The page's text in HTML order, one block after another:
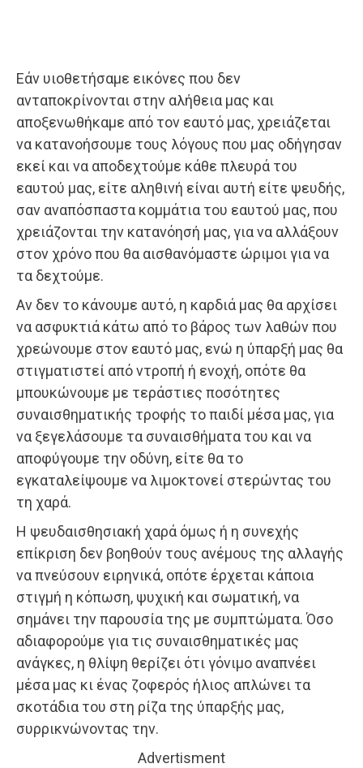
Εάν υιοθετήσαμε εικόνες που δεν
ανταποκρίνονται στην αλήθεια μας και
αποξενωθήκαμε από τον εαυτό μας, χρειάζεται
να κατανοήσουμε τους λόγους που μας οδήγησαν
εκεί και να αποδεχτούμε κάθε πλευρά του
εαυτού μας, είτε αληθινή είναι αυτή είτε ψευδής,
σαν αναπόσπαστα κομμάτια του εαυτού μας, που
χρειάζονται την κατανόησή μας, για να αλλάξουν
στον χρόνο που θα αισθανόμαστε ώριμοι για να
τα δεχτούμε.
Αν δεν το κάνουμε αυτό, η καρδιά μας θα αρχίσει
να ασφυκτιά κάτω από το βάρος των λαθών που
χρεώνουμε στον εαυτό μας, ενώ η ύπαρξή μας θα
στιγματιστεί από ντροπή ή ενοχή, οπότε θα
μπουκώνουμε με τεράστιες ποσότητες
συναισθηματικής τροφής το παιδί μέσα μας, για
να ξεγελάσουμε τα συναισθήματα του και να
αποφύγουμε την οδύνη, είτε θα το
εγκαταλείψουμε να λιμοκτονεί στερώντας του
τη χαρά.
Η ψευδαισθησιακή χαρά όμως ή η συνεχής
επίκριση δεν βοηθούν τους ανέμους της αλλαγής
να πνεύσουν ειρηνικά, οπότε έρχεται κάποια
στιγμή η κόπωση, ψυχική και σωματική, να
σημάνει την παρουσία της με συμπτώματα. Όσο
αδιαφορούμε για τις συναισθηματικές μας
ανάγκες, η θλίψη θερίζει ότι γόνιμο αναπνέει
μέσα μας κι ένας ζοφερός ήλιος απλώνει τα
σκοτάδια του στη ρίζα της ύπαρξής μας,
συρρικνώνοντας την.
Advertisment